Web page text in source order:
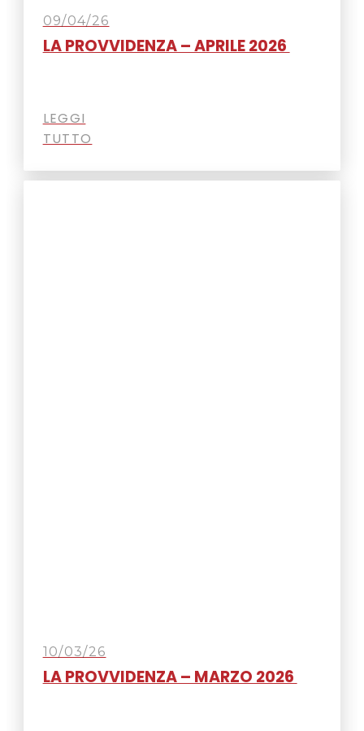
09/04/26
LA PROVVIDENZA – APRILE 2026
LEGGI
TUTTO
10/03/26
LA PROVVIDENZA – MARZO 2026